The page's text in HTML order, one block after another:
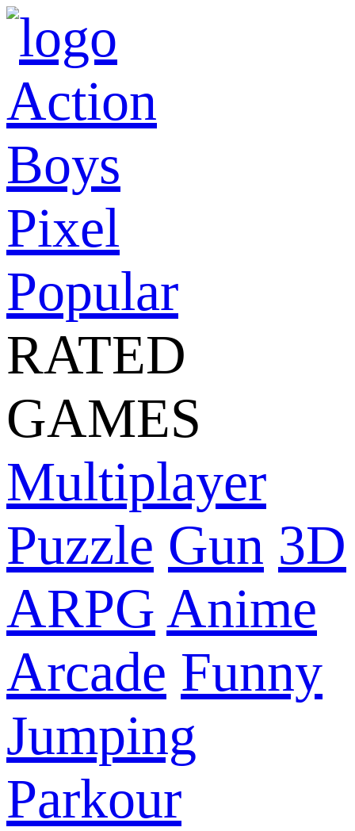
Action
Boys
Pixel
Popular
RATED
GAMES
Multiplayer
Puzzle Gun 3D
ARPG Anime
Arcade Funny
Jumping
Parkour